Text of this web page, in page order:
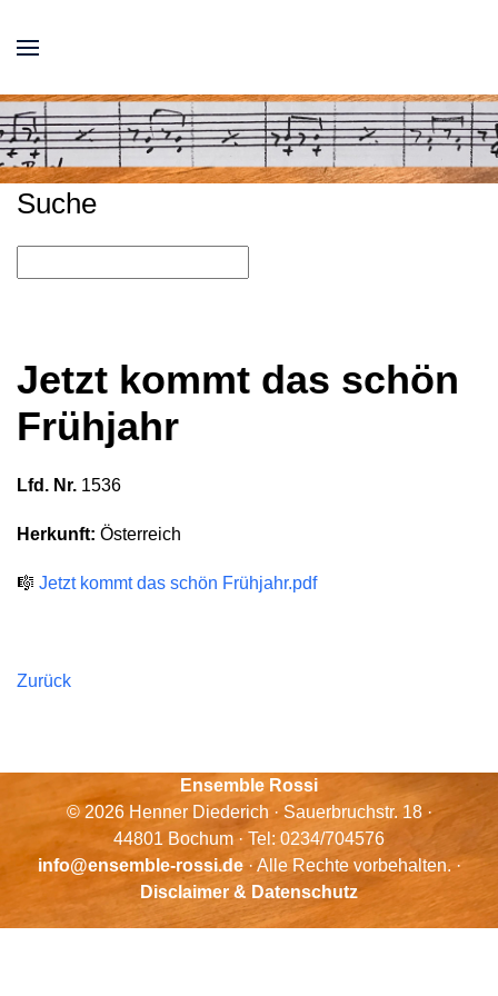
Suche
Jetzt kommt das schön
Frühjahr
Lfd. Nr. 1536
Herkunft: Österreich
🎼 Jetzt kommt das schön Frühjahr.pdf
Zurück
Ensemble Rossi
© 2026 Henner Diederich · Sauerbruchstr. 18 ·
44801 Bochum · Tel: 0234/704576
info@ensemble-rossi.de· Alle Rechte vorbehalten. ·
Disclaimer & Datenschutz